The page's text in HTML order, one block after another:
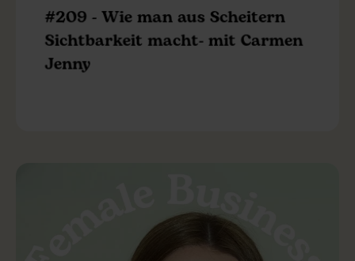
#209 - Wie man aus Scheitern
Sichtbarkeit macht- mit Carmen
Jenny